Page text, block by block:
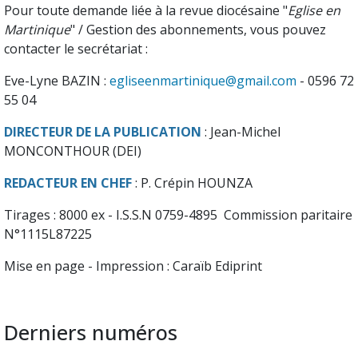
Pour toute demande liée à la revue diocésaine "Eglise en
Martinique" / Gestion des abonnements, vous pouvez
contacter le secrétariat :
Eve-Lyne BAZIN : egliseenmartinique@gmail.com - 0596 72
55 04
DIRECTEUR DE LA PUBLICATION : Jean-Michel
MONCONTHOUR (DEI)
REDACTEUR EN CHEF: P. Crépin HOUNZA
Tirages : 8000 ex - I.S.S.N 0759-4895 Commission paritaire
N°1115L87225
Mise en page - Impression : Caraïb Ediprint
Derniers numéros